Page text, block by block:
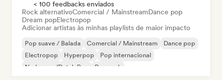
< 100 feedbacks enviados
Rock alternativoComercial / MainstreamDance pop
Dream popElectropop
Adicionar artistas às minhas playlists de maior impacto
Pop suave / Balada Comercial / Mainstream
Dance pop
Electropop
Hyperpop
Pop internacional
Nederpop/Dutch Pop
Pop rock